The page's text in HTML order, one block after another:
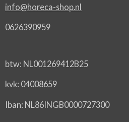
info@horeca-shop.nl
0626390959
btw: NL001269412B25
kvk: 04008659
Iban: NL86INGB0000727300